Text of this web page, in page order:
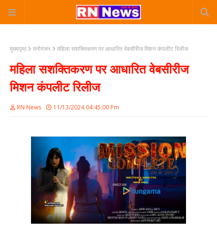
मुख्यपृष्ठ मनोरंजन महिला सशक्तिकरण पर आधारित वेबसीरीज मिशन कंपलीट रिलीज
महिला सशक्तिकरण पर आधारित वेबसीरीज
मिशन कंपलीट रिलीज
RN News 11/13/2024 04:45:00 Pm